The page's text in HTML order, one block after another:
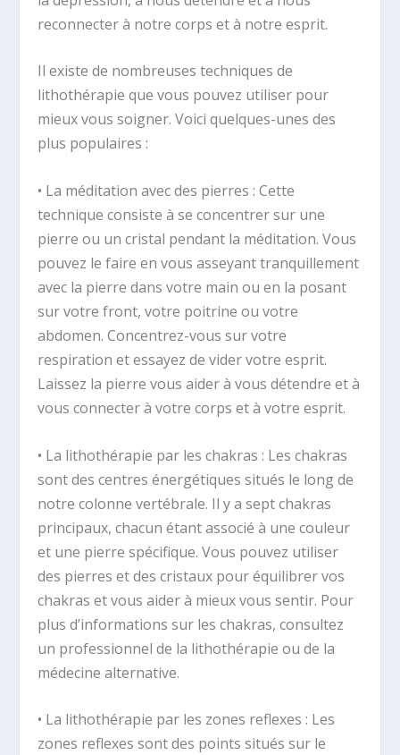
reconnecter à notre corps et à notre esprit.
Il existe de nombreuses techniques de
lithothérapie que vous pouvez utiliser pour
mieux vous soigner. Voici quelques-unes des
plus populaires :
• La méditation avec des pierres : Cette
technique consiste à se concentrer sur une
pierre ou un cristal pendant la méditation. Vous
pouvez le faire en vous asseyant tranquillement
avec la pierre dans votre main ou en la posant
sur votre front, votre poitrine ou votre
abdomen. Concentrez-vous sur votre
respiration et essayez de vider votre esprit.
Laissez la pierre vous aider à vous détendre et à
vous connecter à votre corps et à votre esprit.
• La lithothérapie par les chakras : Les chakras
sont des centres énergétiques situés le long de
notre colonne vertébrale. Il y a sept chakras
principaux, chacun étant associé à une couleur
et une pierre spécifique. Vous pouvez utiliser
des pierres et des cristaux pour équilibrer vos
chakras et vous aider à mieux vous sentir. Pour
plus d’informations sur les chakras, consultez
un professionnel de la lithothérapie ou de la
médecine alternative.
• La lithothérapie par les zones reflexes : Les
zones reflexes sont des points situés sur le